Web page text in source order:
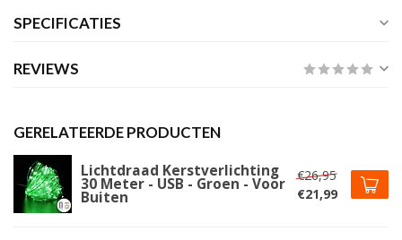
SPECIFICATIES
REVIEWS
GERELATEERDE PRODUCTEN
Lichtdraad Kerstverlichting
30 Meter - USB - Groen - Voor
Buiten
€26,95
€21,99